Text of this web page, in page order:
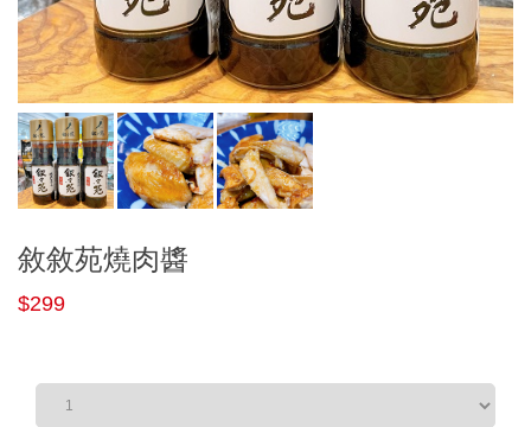
敘敘苑燒肉醬
$299